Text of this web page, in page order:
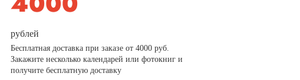
рублей
Бесплатная доставка при заказе от 4000 руб.
Закажите несколько календарей или фотокниг и
получите бесплатную доставку